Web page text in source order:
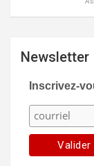
Newsletter
Inscrivez-